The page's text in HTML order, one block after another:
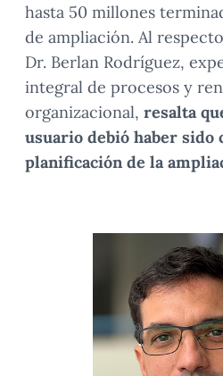
hasta 50 millones
de ampliación. Al
Dr. Berlan Rodríguez,
integral de procesos y
organizacional, resalta
usuario debió haber sido
planificación de la